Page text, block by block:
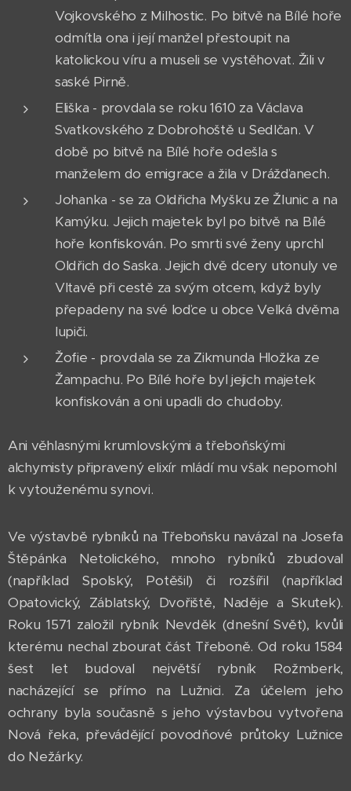
Vojkovského z Milhostic. Po bitvě na Bílé hoře
odmítla ona i její manžel přestoupit na
katolickou víru a museli se vystěhovat. Žili v
saské Pirně.
Eliška - provdala se roku 1610 za Václava
Svatkovského z Dobrohoště u Sedlčan. V
době po bitvě na Bílé hoře odešla s
manželem do emigrace a žila v Drážďanech.
Johanka - se za Oldřicha Myšku ze Žlunic a na
Kamýku. Jejich majetek byl po bitvě na Bílé
hoře konfiskován. Po smrti své ženy uprchl
Oldřich do Saska. Jejich dvě dcery utonuly ve
Vltavě při cestě za svým otcem, když byly
přepadeny na své loďce u obce Velká dvěma
lupiči.
Žofie - provdala se za Zikmunda Hložka ze
Žampachu. Po Bílé hoře byl jejich majetek
konfiskován a oni upadli do chudoby.
Ani věhlasnými krumlovskými a třeboňskými
alchymisty připravený elixír mládí mu však nepomohl
k vytouženému synovi.
Ve výstavbě rybníků na Třeboňsku navázal na Josefa
Štěpánka Netolického, mnoho rybníků zbudoval
(například Spolský, Potěšil) či rozšířil (například
Opatovický, Záblatský, Dvořiště, Naděje a Skutek).
Roku 1571 založil rybník Nevděk (dnešní Svět), kvůli
kterému nechal zbourat část Třeboně. Od roku 1584
šest let budoval největší rybník Rožmberk,
nacházející se přímo na Lužnici. Za účelem jeho
ochrany byla současně s jeho výstavbou vytvořena
Nová řeka, převádějící povodňové průtoky Lužnice
do Nežárky.